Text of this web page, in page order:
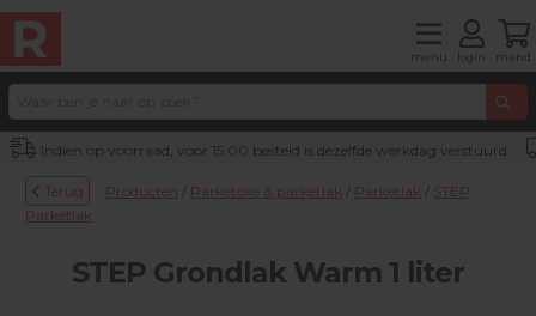
menu login mand
Indien op voorraad, voor 15:00 besteld is dezelfde werkdag verstuurd
Terug Producten / Parketolie & parketlak / Parketlak / STEP
Parketlak
STEP Grondlak Warm 1 liter